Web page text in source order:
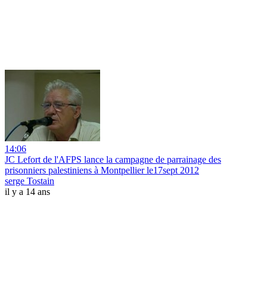
14:06
JC Lefort de l'AFPS lance la campagne de parrainage des
prisonniers palestiniens à Montpellier le17sept 2012
serge Tostain
il y a 14 ans